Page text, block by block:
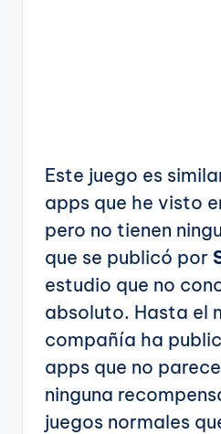
Este juego es
apps que he visto
pero no tienen
que se publicó por
estudio que no
absoluto. Hasta el
compañía ha
apps que no
ninguna
juegos normales